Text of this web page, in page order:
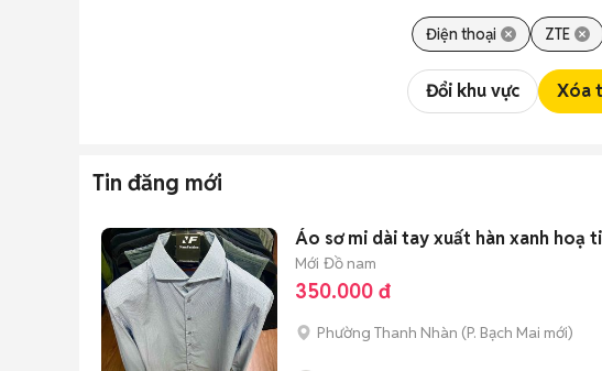
Điện thoại ZTE
Đổi khu vực Xóa
Tin đăng mới
Áo sơ mi dài tay xuất hàn xanh hoạ
Mới Đồ nam
350.000 đ
Phường Thanh Nhàn (P. Bạch Mai mới)